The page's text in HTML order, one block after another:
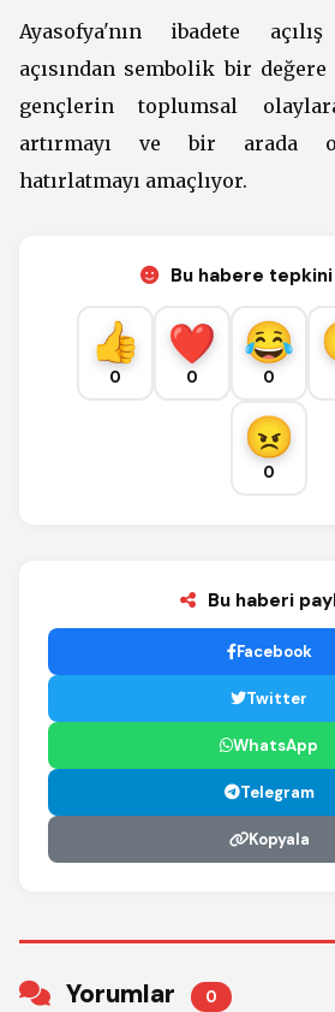
Ayasofya'nın ibadete
açısından sembolik bir
gençlerin toplumsal
artırmayı ve bir arada
hatırlatmayı amaçlıyor.
Bu habere
0 0 0
0
Bu haberi
Facebook
Twitter
WhatsApp
Telegram
Kopyala
Yorumlar 0